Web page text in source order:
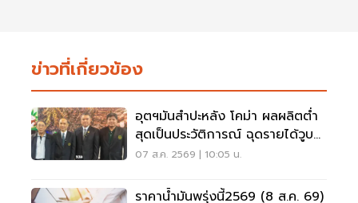
ข่าวที่เกี่ยวข้อง
อุตฯมันสำปะหลัง โคม่า ผลผลิตต่ำ
สุดเป็นประวัติการณ์ ฉุดรายได้วูบ
กว่า 8.5 หมื่นล้าน
07 ส.ค. 2569 | 10:05 น.
ราคาน้ำมันพรุ่งนี้2569 (8 ส.ค. 69)